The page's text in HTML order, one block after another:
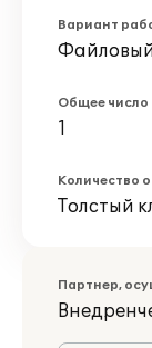
Вариант
Файловый
Общее число
1
Количество
Толстый
Партнер,